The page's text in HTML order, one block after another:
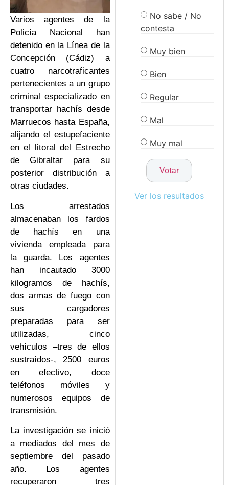
Varios agentes de la
Policía Nacional han
detenido en la Línea de la
Concepción (Cádiz) a
cuatro narcotraficantes
pertenecientes a un grupo
criminal especializado en
transportar hachís desde
Marruecos hasta España,
alijando el estupefaciente
en el litoral del Estrecho
de Gibraltar para su
posterior distribución a
otras ciudades.
Los arrestados
almacenaban los fardos
de hachís en una
vivienda empleada para
la guarda. Los agentes
han incautado 3000
kilogramos de hachís,
dos armas de fuego con
sus cargadores
preparadas para ser
utilizadas, cinco
vehículos –tres de ellos
sustraídos-, 2500 euros
en efectivo, doce
teléfonos móviles y
numerosos equipos de
transmisión.
La investigación se inició
a mediados del mes de
septiembre del pasado
año. Los agentes
recuperaron tres
No sabe / No
contesta
Muy bien
Bien
Regular
Mal
Muy mal
Ver los resultados